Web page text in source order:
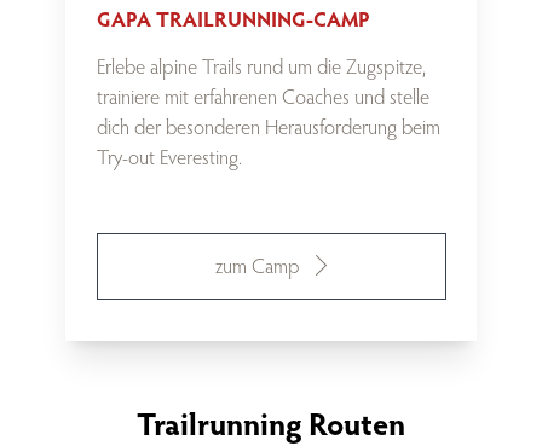
GAPA TRAILRUNNING-CAMP
Erlebe alpine Trails rund um die Zugspitze,
trainiere mit erfahrenen Coaches und stelle
dich der besonderen Herausforderung beim
Try-out Everesting.
zum Camp
Trailrunning Routen